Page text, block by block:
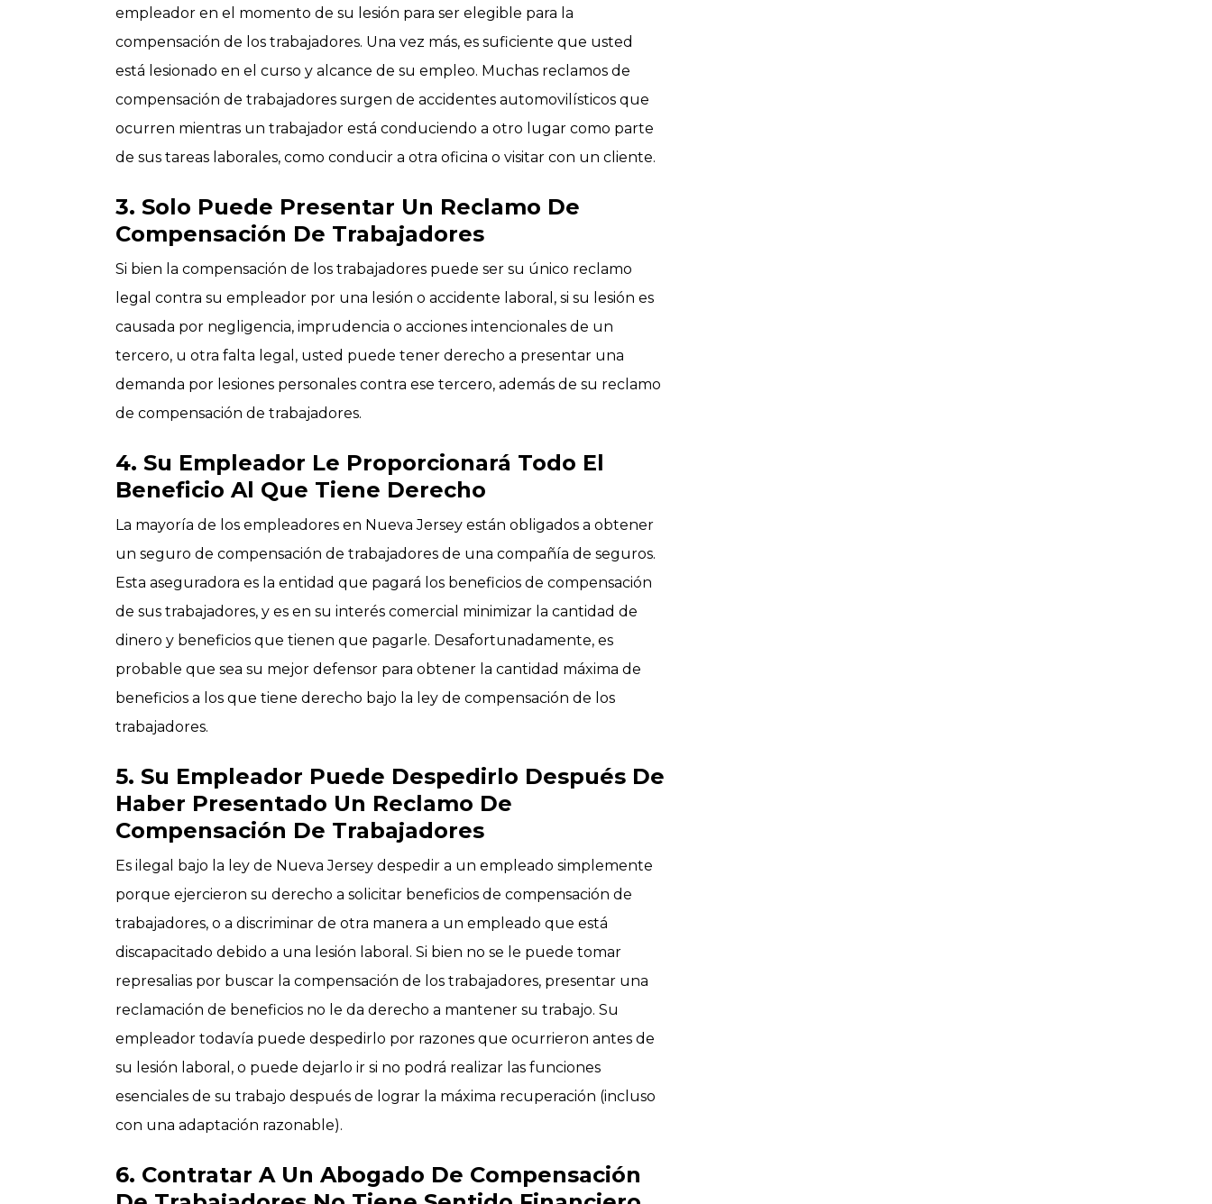
empleador en el momento de su lesión para ser elegible para la
compensación de los trabajadores. Una vez más, es suficiente que usted
está lesionado en el curso y alcance de su empleo. Muchas reclamos de
compensación de trabajadores surgen de accidentes automovilísticos que
ocurren mientras un trabajador está conduciendo a otro lugar como parte
de sus tareas laborales, como conducir a otra oficina o visitar con un cliente.
3. Solo Puede Presentar Un Reclamo De
Compensación De Trabajadores
Si bien la compensación de los trabajadores puede ser su único reclamo
legal contra su empleador por una lesión o accidente laboral, si su lesión es
causada por negligencia, imprudencia o acciones intencionales de un
tercero, u otra falta legal, usted puede tener derecho a presentar una
demanda por lesiones personales contra ese tercero, además de su reclamo
de compensación de trabajadores.
4. Su Empleador Le Proporcionará Todo El
Beneficio Al Que Tiene Derecho
La mayoría de los empleadores en Nueva Jersey están obligados a obtener
un seguro de compensación de trabajadores de una compañía de seguros.
Esta aseguradora es la entidad que pagará los beneficios de compensación
de sus trabajadores, y es en su interés comercial minimizar la cantidad de
dinero y beneficios que tienen que pagarle. Desafortunadamente, es
probable que sea su mejor defensor para obtener la cantidad máxima de
beneficios a los que tiene derecho bajo la ley de compensación de los
trabajadores.
5. Su Empleador Puede Despedirlo Después De
Haber Presentado Un Reclamo De
Compensación De Trabajadores
Es ilegal bajo la ley de Nueva Jersey despedir a un empleado simplemente
porque ejercieron su derecho a solicitar beneficios de compensación de
trabajadores, o a discriminar de otra manera a un empleado que está
discapacitado debido a una lesión laboral. Si bien no se le puede tomar
represalias por buscar la compensación de los trabajadores, presentar una
reclamación de beneficios no le da derecho a mantener su trabajo. Su
empleador todavía puede despedirlo por razones que ocurrieron antes de
su lesión laboral, o puede dejarlo ir si no podrá realizar las funciones
esenciales de su trabajo después de lograr la máxima recuperación (incluso
con una adaptación razonable).
6. Contratar A Un Abogado De Compensación